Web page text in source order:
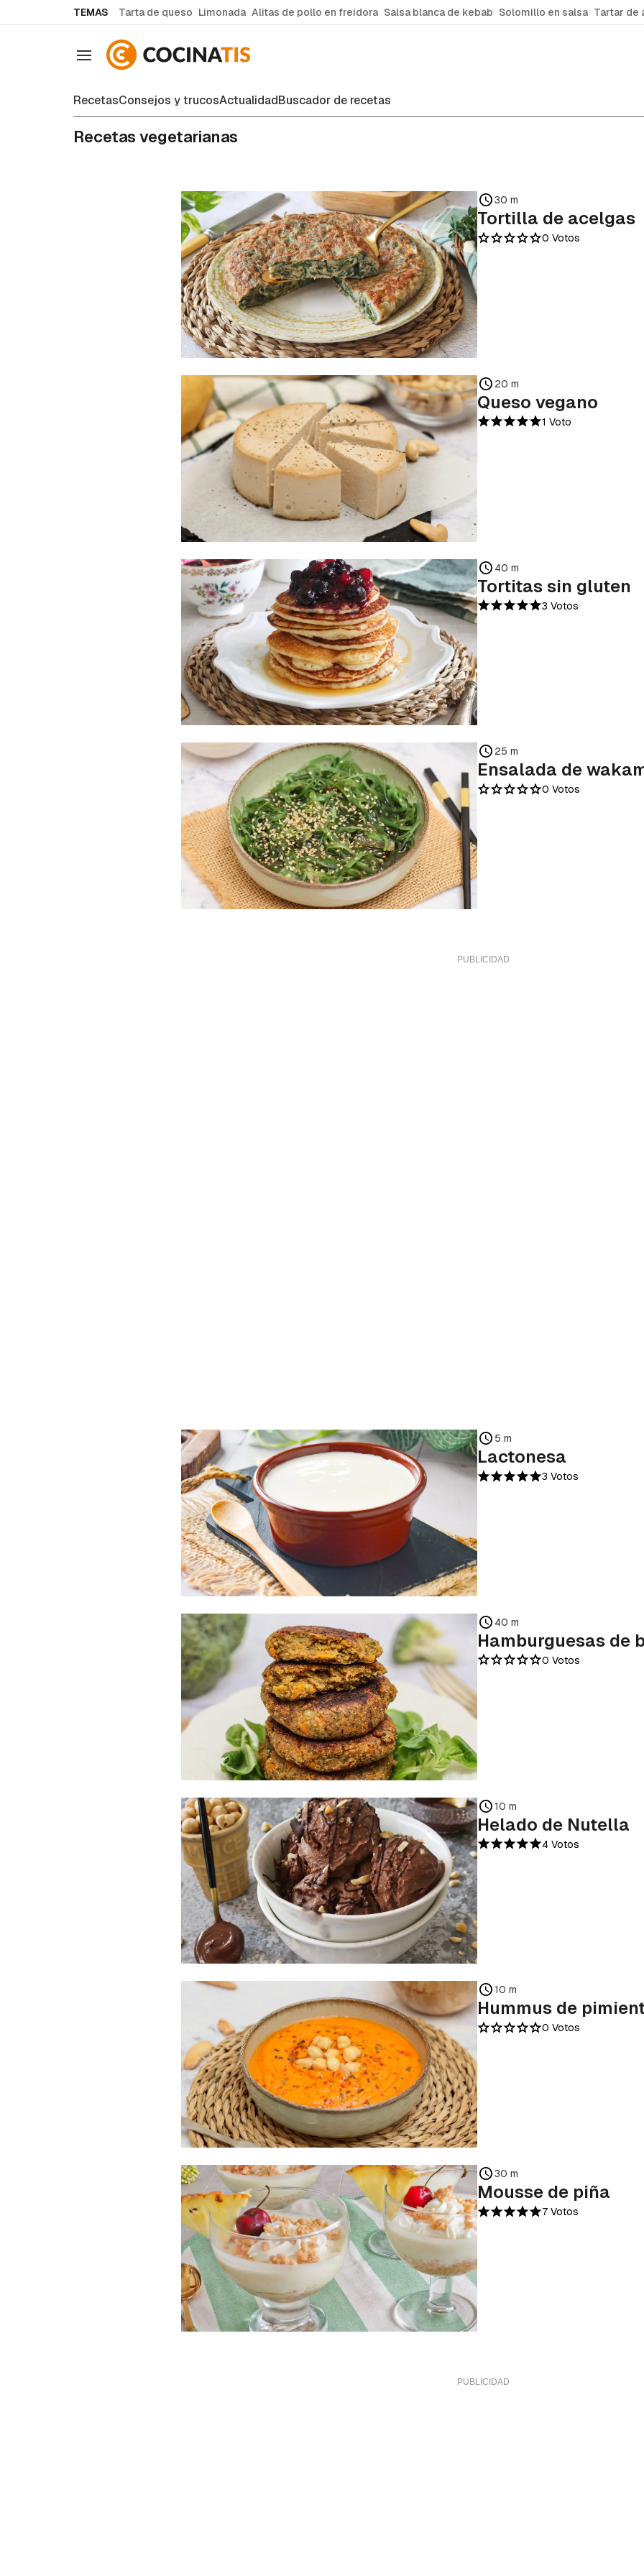
TEMAS Tarta de queso Limonada Alitas de pollo en freidora Salsa blanca de kebab Solomillo en salsa Tartar de
Navegación
RecetasConsejos y trucosActualidadBuscador de recetas
Recetas vegetarianas
30 m
Tortilla de acelgas
0 Votos
20 m
Queso vegano
1 Voto
40 m
Tortitas sin gluten
3 Votos
25 m
Ensalada de
0 Votos
5 m
Lactonesa
3 Votos
40 m
Hamburguesas de
0 Votos
10 m
Helado de Nutella
4 Votos
10 m
Hummus de
0 Votos
30 m
Mousse de piña
7 Votos